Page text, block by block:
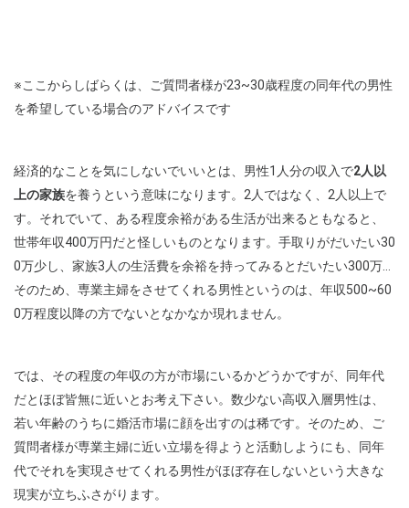
※ここからしばらくは、ご質問者様が23~30歳程度の同年代の男性
を希望している場合のアドバイスです
経済的なことを気にしないでいいとは、男性1人分の収入で2人以
上の家族を養うという意味になります。2人ではなく、2人以上で
す。それでいて、ある程度余裕がある生活が出来るともなると、
世帯年収400万円だと怪しいものとなります。手取りがだいたい30
0万少し、家族3人の生活費を余裕を持ってみるとだいたい300万…
そのため、専業主婦をさせてくれる男性というのは、年収500~60
0万程度以降の方でないとなかなか現れません。
では、その程度の年収の方が市場にいるかどうかですが、同年代
だとほぼ皆無に近いとお考え下さい。数少ない高収入層男性は、
若い年齢のうちに婚活市場に顔を出すのは稀です。そのため、ご
質問者様が専業主婦に近い立場を得ようと活動しようにも、同年
代でそれを実現させてくれる男性がほぼ存在しないという大きな
現実が立ちふさがります。